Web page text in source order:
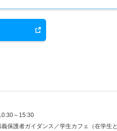
～15:30
保護者ガイダンス／学生カフェ（在学生と